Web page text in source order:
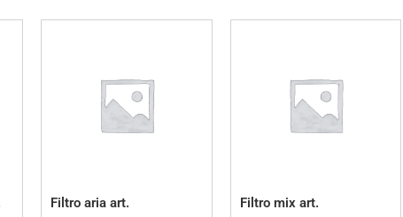
Filtro aria art.
Filtro mix art.